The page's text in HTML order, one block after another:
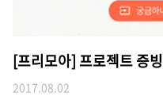
[프리모아] 프로젝트 증
2017.08.02